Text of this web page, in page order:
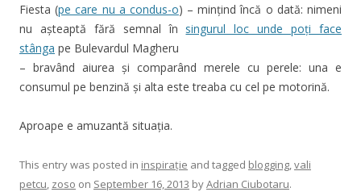
Fiesta (pe care nu a condus-o) – mințind încă o dată: nimeni
nu așteaptă fără semnal în singurul loc unde poți face
stânga pe Bulevardul Magheru
– bravând aiurea și comparând merele cu perele: una e
consumul pe benzină și alta este treaba cu cel pe motorină.
Aproape e amuzantă situația.
This entry was posted in inspirație and tagged blogging,vali
petcu, zoso on September 16, 2013 byAdrian Ciubotaru.